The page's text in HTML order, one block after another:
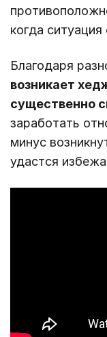
когда ситуация
Благодаря
возникает
существенно
заработать
минус
удастся